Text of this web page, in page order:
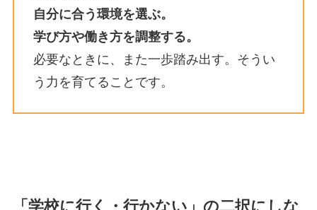
自分に合う環境を選ぶ。
学び方や働き方を調整する。
必要なときに、また一歩踏み出す。そうい
う力を育てることです。
「学校に行く・行かない」の二択にしな